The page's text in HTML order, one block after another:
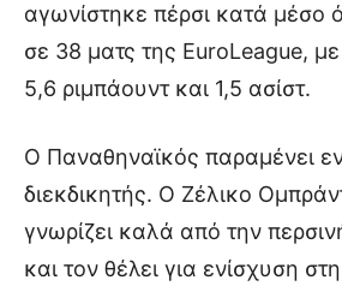
αγωνίστηκε πέρσι κατά μέσο
σε 38 ματς της EuroLeague,
5,6 ριμπάουντ και 1,5 ασίστ.
Ο Παναθηναϊκός παραμένει
διεκδικητής. Ο Ζέλικο
γνωρίζει καλά από την
και τον θέλει για ενίσχυση